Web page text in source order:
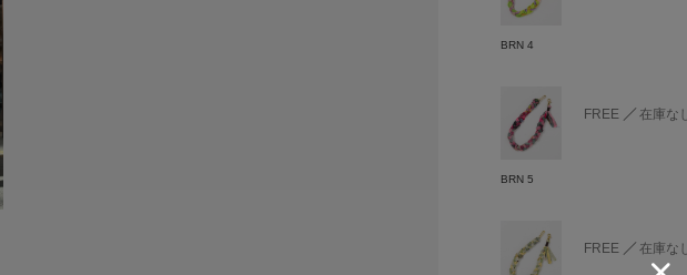
BRN 4
BRN 5
FREE 在庫な
FREE 在庫な